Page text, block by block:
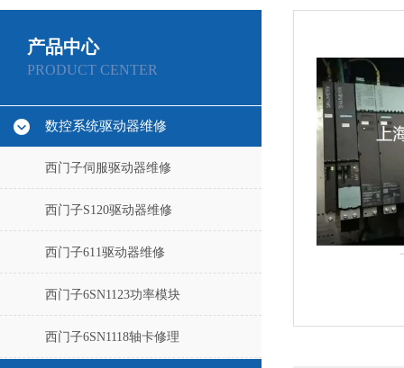
产品中心
PRODUCT CENTER
数控系统驱动器维修
西门子伺服驱动器维修
西门子S120驱动器维修
西门子611驱动器维修
西门子6SN1123功率模块
西门子6SN1118轴卡修理